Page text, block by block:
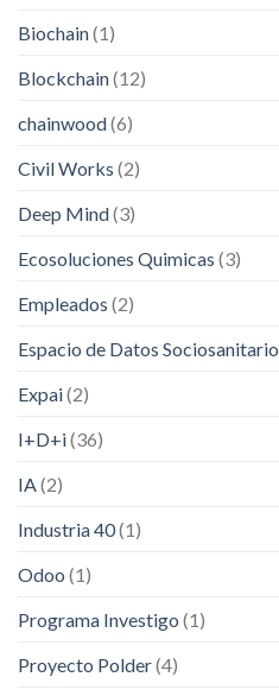
Biochain(1)
Blockchain(12)
chainwood(6)
Civil Works (2)
Deep Mind(3)
Ecosoluciones Quimicas (3)
Empleados (2)
Espacio de Datos Sociosanitario
Expai(2)
I+D+i(36)
IA (2)
Industria 40(1)
Odoo (1)
Programa Investigo (1)
Proyecto Polder(4)